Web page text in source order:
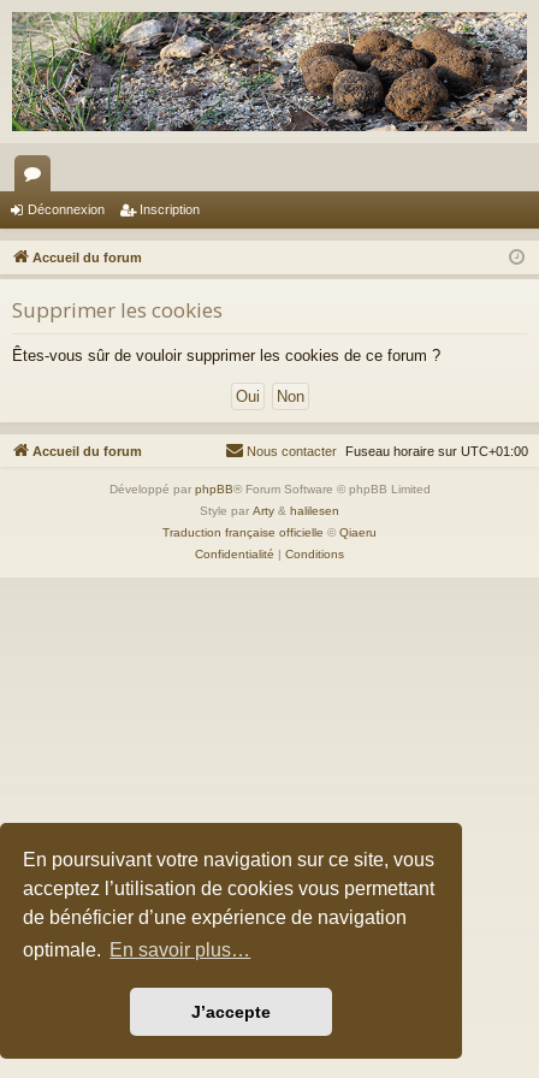
En poursuivant votre navigation sur ce site, vous
acceptez l’utilisation de cookies vous permettant
de bénéficier d’une expérience de navigation
optimale. En savoir plus…
J’accepte
or
u
m
s
Déconnexion Inscription
Accueil du forum
Supprimer les cookies
Êtes-vous sûr de vouloir supprimer les cookies de ce forum ?
Accueil du forum Fuseau horaire sur UTC+01:00
Nous contacter
Développé par phpBB® Forum Software © phpBB Limited
Style par Arty & halilesen
Traduction française officielle © Qiaeru
Confidentialité | Conditions